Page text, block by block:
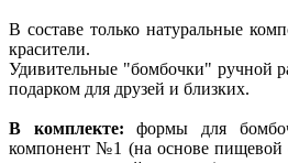
В составе только натуральные
красители.
Удивительные "бомбочки" ручной
подарком для друзей и близких.
В комплекте: формы для
компонент №1 (на основе